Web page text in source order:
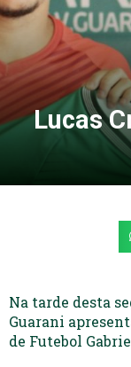
→ Futebol
Lucas
Na tarde desta
Guarani
de Futebol